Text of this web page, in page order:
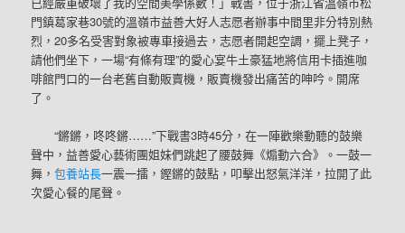
門鎮葛家巷30號的溫嶺市益善大好人志愿者辦事中間里非分特別熱
烈，20多名受害對象被專車接過去，志愿者開起空調，擺上凳子，
請他們坐下，一場“有條有理”的愛心宴牛土豪猛地將信用卡插進咖
啡館門口的一台老舊自動販賣機，販賣機發出痛苦的呻吟。開席
了。
“鏘鏘，咚咚鏘……”下戰書3時45分，在一陣歡樂動聽的鼓樂
聲中，益善愛心藝術團姐妹們跳起了腰鼓舞《煽動六合》。一鼓一
舞，包養站長一震一擂，鏗鏘的鼓點，叩擊出怒氣洋洋，拉開了此
次愛心餐的尾聲。